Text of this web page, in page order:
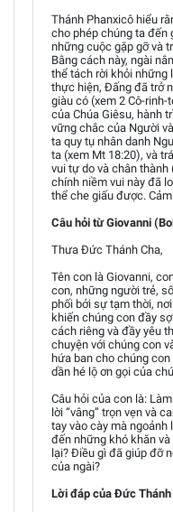
Thánh Phanxicô hiểu
cho phép chúng ta đến
những cuộc gặp gỡ và
Bằng cách này, ngài
thể tách rời khỏi những
thực hiện, Đấng đã trở
giàu có (xem 2 Cô-
của Chúa Giêsu, hành
vững chắc của Người
ta quy tụ nhân danh
ta (xem Mt 18:20), và
vui tự do và chân thành
chính niềm vui này đã
thể che giấu được.
Câu hỏi từ Giovanni
Thưa Đức Thánh Cha,
Tên con là Giovanni,
con, những người trẻ,
phối bởi sự tạm thời,
khiến chúng con đầy
cách riêng và đầy yêu
chuyện với chúng con
hứa ban cho chúng
dần hé lộ ơn gọi của
Câu hỏi của con là:
lời “vâng” trọn vẹn và
tay vào cày mà ngoảnh
đến những khó khăn
lại? Điều gì đã giúp đỡ
của ngài?
Lời đáp của Đức Thánh